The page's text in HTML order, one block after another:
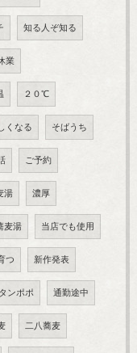
知る人ぞ知る
業
２０℃
くなる そばうち
ご予約
湯 濃厚
麦湯 当店でも使用
つ 新作発表
タンポポ 通勤途中
二八蕎麦